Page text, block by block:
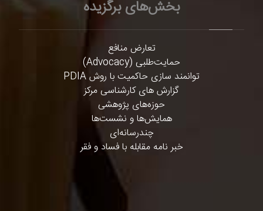
بخش‌های برگزیده
تعارض منافع
حمایت‌طلبی (Advocacy)
توانمند سازی حاکمیت با روش PDIA
گزارش های کارشناسی مرکز
حوزه‌های پژوهشی
همایش‌ها و نشست‌ها
چندرسانه‌ای
خبر نامه مقابله با فساد و فقر